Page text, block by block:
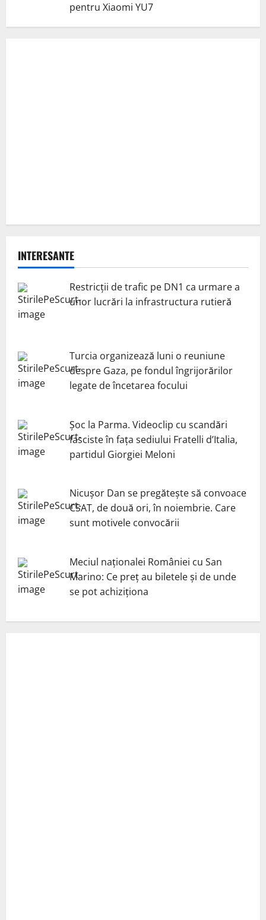
pentru Xiaomi YU7
INTERESANTE
Restricții de trafic pe DN1 ca urmare a
unor lucrări la infrastructura rutieră
Turcia organizează luni o reuniune
despre Gaza, pe fondul îngrijorărilor
legate de încetarea focului
Șoc la Parma. Videoclip cu scandări
fasciste în fața sediului Fratelli d’Italia,
partidul Giorgiei Meloni
Nicuşor Dan se pregăteşte să convoace
CSAT, de două ori, în noiembrie. Care
sunt motivele convocării
Meciul naționalei României cu San
Marino: Ce preț au biletele și de unde
se pot achiziționa